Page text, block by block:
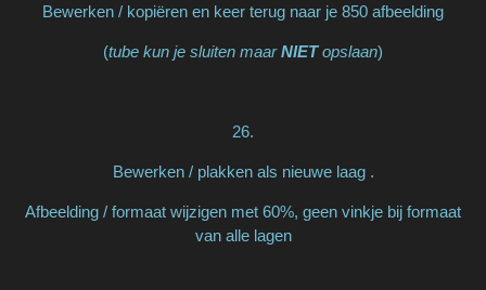
Bewerken / kopiëren en keer terug naar je 850 afbeelding
(tube kun je sluiten maarNIETopslaan)
26.
Bewerken / plakken als nieuwe laag .
Afbeelding / formaat wijzigen met 60%, geen vinkje bij formaat
van alle lagen